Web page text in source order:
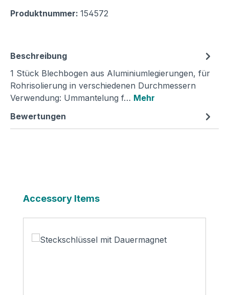
Produktnummer: 154572
Beschreibung
1 Stück Blechbogen aus Aluminiumlegierungen, für
Rohrisolierung in verschiedenen Durchmessern
Verwendung: Ummantelung f… Mehr
Bewertungen
Produktgalerie überspringen
Accessory Items